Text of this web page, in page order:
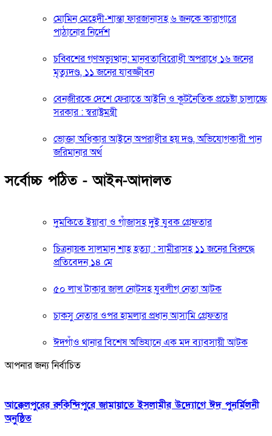
মোমিন মেহেদী-শান্তা ফারজানাসহ ৬ জনকে কারাগারে
পাঠানোর নির্দেশ
চব্বিশের গণঅভ্যুত্থান: মানবতাবিরোধী অপরাধে ১৬ জনের
মৃত্যুদণ্ড, ১১ জনের যাবজ্জীবন
বেনজীরকে দেশে ফেরাতে আইনি ও কূটনৈতিক প্রচেষ্টা চালাচ্ছে
সরকার : স্বরাষ্ট্রমন্ত্রী
ভোক্তা অধিকার আইনে অপরাধীর হয় দণ্ড, অভিযোগকারী পান
জরিমানার অর্থ
সর্বোচ্চ পঠিত - আইন-আদালত
দুমকিতে ইয়াবা ও গাঁজাসহ দুই যুবক গ্রেফতার
চিত্রনায়ক সালমান শাহ হত্যা : সামীরাসহ ১১ জনের বিরুদ্ধে
প্রতিবেদন ১৪ মে
৫০ লাখ টাকার জাল নোটসহ যুবলীগ নেতা আটক
চাকসু নেতার ওপর হামলার প্রধান আসামি গ্রেফতার
ঈদগাঁও থানার বিশেষ অভিযানে এক মদ ব্যাবসায়ী আটক
আপনার জন্য নির্বাচিত
আক্কেলপুরের রুকিন্দিপুরে জামায়াতে ইসলামীর উদ্যোগে ঈদ পুনর্মিলনী
অনুষ্ঠিত